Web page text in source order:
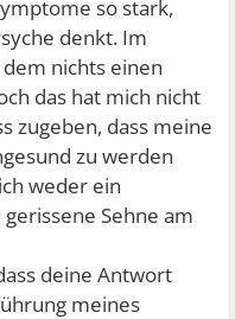
so stark,
denkt. Im
nichts einen
das hat mich nicht
zugeben, dass meine
zu werden
weder ein
Sehne am
deine Antwort
meines